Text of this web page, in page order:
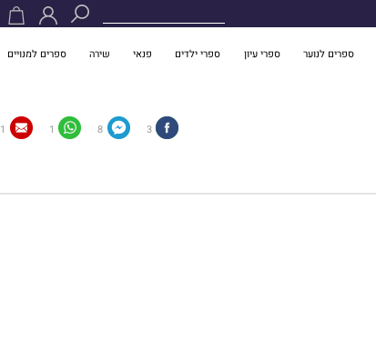
ספרים לנוער ספרי עיון ספרי ילדים פנאי שירה ספרים למנויים
3
8
1
1